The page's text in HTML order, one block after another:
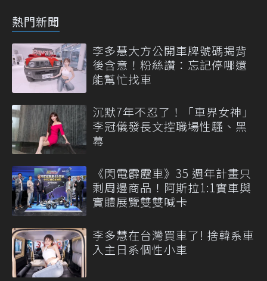
熱門新聞
李多慧大方公開車牌號碼揭背
後含意！粉絲讚：忘記停哪還
能幫忙找車
沉默7年不忍了！「車界女神」
李冠儀發長文控職場性騷、黑
幕
《閃電霹靂車》35 週年計畫只
剩周邊商品！阿斯拉1:1實車與
實體展覽雙雙喊卡
李多慧在台灣買車了! 捨韓系車
入主日系個性小車